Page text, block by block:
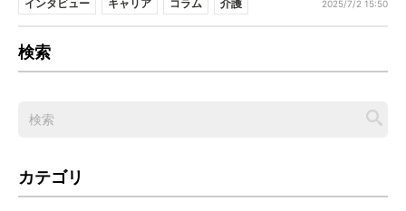
インタビュー キャリア コラム 介護 2025/7/2 15:50
検索
カテゴリ